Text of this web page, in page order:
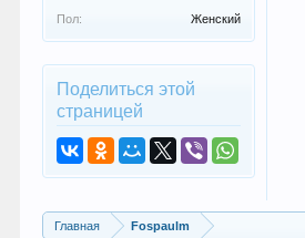
Пол: Женский
Поделиться этой
страницей
Главная Fospaulm